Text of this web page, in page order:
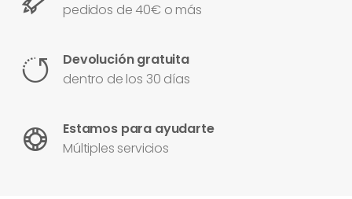
pedidos de 40€ o más
Devolución gratuita
dentro de los 30 días
Estamos para ayudarte
Múltiples servicios